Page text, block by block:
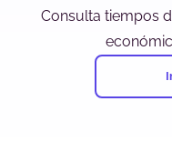
Consulta tiempos